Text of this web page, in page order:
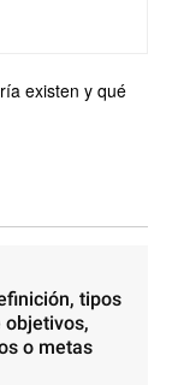
existen y qué
tipos
objetivos,
o metas